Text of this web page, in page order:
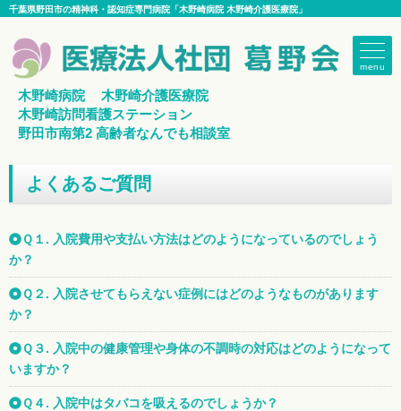
千葉県野田市の精神科・認知症専門病院「木野崎病院 木野崎介護医療院」
木野崎病院
木野崎介護医療院
木野崎訪問看護ステーション
野田市南第2 高齢者なんでも相談室
menu
よくあるご質問
Ｑ１. 入院費用や支払い方法はどのようになっているのでしょう
か？
Ｑ２. 入院させてもらえない症例にはどのようなものがあります
か？
Ｑ３. 入院中の健康管理や身体の不調時の対応はどのようになって
いますか？
Ｑ４. 入院中はタバコを吸えるのでしょうか？